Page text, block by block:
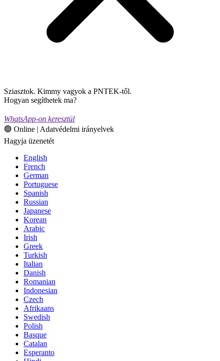
Sziasztok. Kimmy vagyok a PNTEK-től.
Hogyan segíthetek ma?
WhatsApp-on keresztül
🟢 Online | Adatvédelmi irányelvek
Hagyja üzenetét
English
French
German
Portuguese
Spanish
Russian
Japanese
Korean
Arabic
Irish
Greek
Turkish
Italian
Danish
Romanian
Indonesian
Czech
Afrikaans
Swedish
Polish
Basque
Catalan
Esperanto